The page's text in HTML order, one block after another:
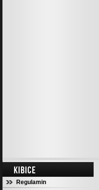
KIBICE
Regulamin